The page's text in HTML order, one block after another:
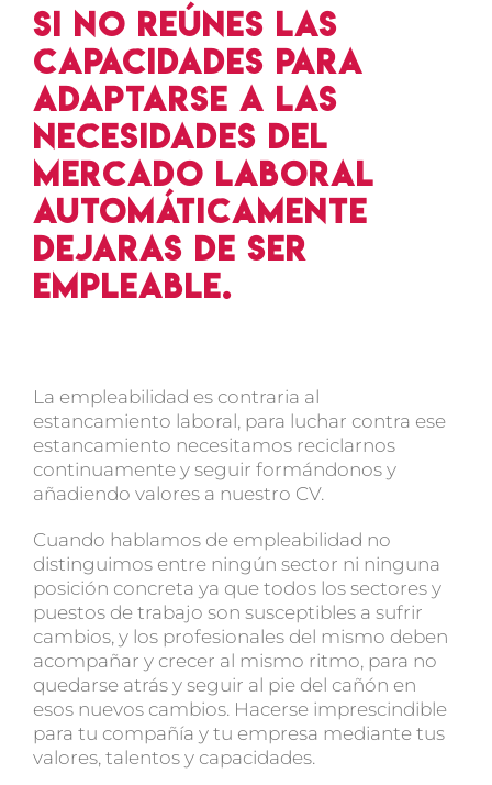
Si no reúnes las
capacidades para
adaptarse a las
necesidades del
mercado laboral
automáticamente
dejaras de ser
empleable.
La empleabilidad es contraria al
estancamiento laboral, para luchar contra ese
estancamiento necesitamos reciclarnos
continuamente y seguir formándonos y
añadiendo valores a nuestro CV.
Cuando hablamos de empleabilidad no
distinguimos entre ningún sector ni ninguna
posición concreta ya que todos los sectores y
puestos de trabajo son susceptibles a sufrir
cambios, y los profesionales del mismo deben
acompañar y crecer al mismo ritmo, para no
quedarse atrás y seguir al pie del cañón en
esos nuevos cambios. Hacerse imprescindible
para tu compañía y tu empresa mediante tus
valores, talentos y capacidades.